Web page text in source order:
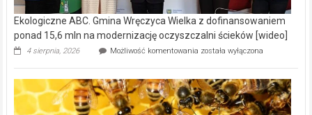
Ekologiczne ABC. Gmina Wręczyca Wielka z dofinansowaniem
ponad 15,6 mln na modernizację oczyszczalni ścieków [wideo]
4 sierpnia, 2026 Możliwość komentowania Ekologiczne
Wręczyca
Wielka
z
została wyłączona